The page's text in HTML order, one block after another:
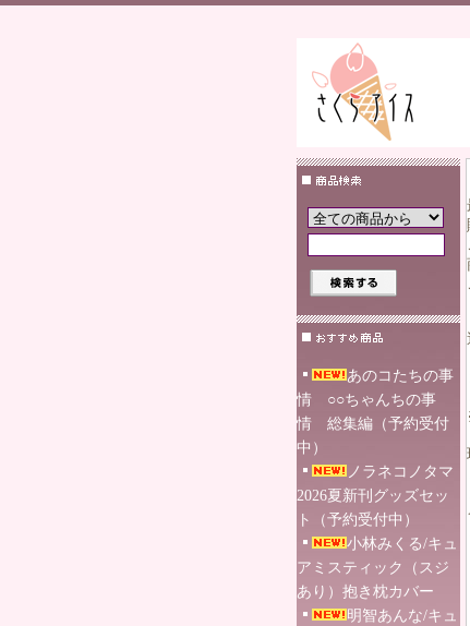
あのコたちの事
情 ○○ちゃんちの事
情 総集編（予約受付
中）
ノラネコノタマ
2026夏新刊グッズセッ
ト（予約受付中）
小林みくる/キュ
アミスティック（スジ
あり）抱き枕カバー
明智あんな/キュ